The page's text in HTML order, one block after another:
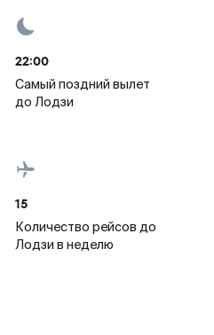
22:00
Самый поздний вылет
до Лодзи
15
Количество рейсов до
Лодзи в неделю